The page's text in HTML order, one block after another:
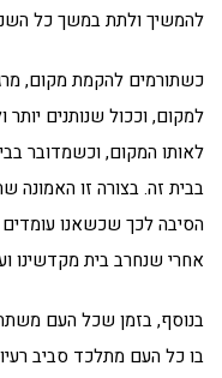
להמשיך ולתת במשך כל
כשתורמים להקמת מקום,
למקום, וככול שנותנים יותר
לאותו המקום, וכשמדובר
בבית זה. בצורה זו האמונה
אחרי שנחרב בית מקדשינו
בנוסף, בזמן שכל העם
בו כל העם מתלכד סביב